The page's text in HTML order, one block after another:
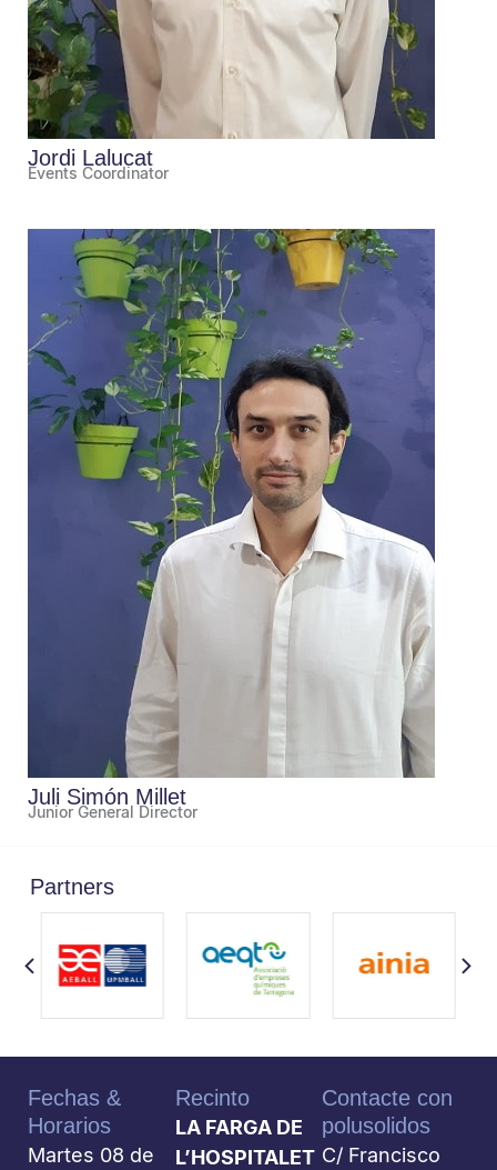
Jordi Lalucat
Events Coordinator
Juli Simón Millet
Junior General Director
Partners
Fechas &
Horarios
Martes 08 de
Recinto
LA FARGA DE
L’HOSPITALET
Contacte con
polusolidos
C/ Francisco